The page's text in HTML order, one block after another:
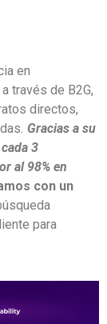
en
través de B2G,
directos,
Gracias a su
3
al 98% en
con un
para